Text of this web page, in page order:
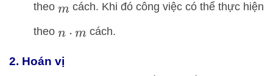
theo m cách. Khi đó công việc có thể thực hiện
theo n⋅ m cách.
2. Hoán vị